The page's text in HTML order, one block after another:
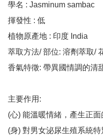
學名 : Jasminum sambac
揮發性 : 低
植物原產地 : 印度 India
萃取方法/ 部位: 溶劑萃取/
香氣特徵: 帶異國情調的清
主要作用:
(心) 能溫暖情緒，產生正
(身) 對男女泌尿生殖系統